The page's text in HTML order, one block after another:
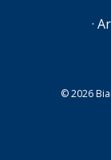
·
© 2026